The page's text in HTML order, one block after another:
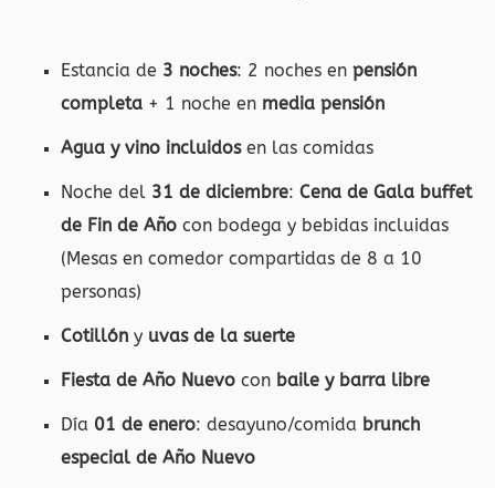
Estancia de 3 noches: 2 noches en pensión
completa + 1 noche en media pensión
Agua y vino incluidosen las comidas
Noche del 31 de diciembre: Cena de Gala buffet
de Fin de Año con bodega y bebidas incluidas
(Mesas en comedor compartidas de 8 a 10
personas)
Cotillón y uvas de la suerte
Fiesta de Año Nuevo con baile y barra libre
Día 01 de enero: desayuno/comida brunch
especial de Año Nuevo